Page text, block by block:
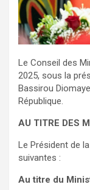
Le Conseil des
2025, sous la
Bassirou
République.
AU TITRE DES
Le Président de
suivantes :
Au titre du